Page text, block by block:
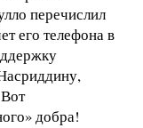
перечислил
его телефона в
добра!